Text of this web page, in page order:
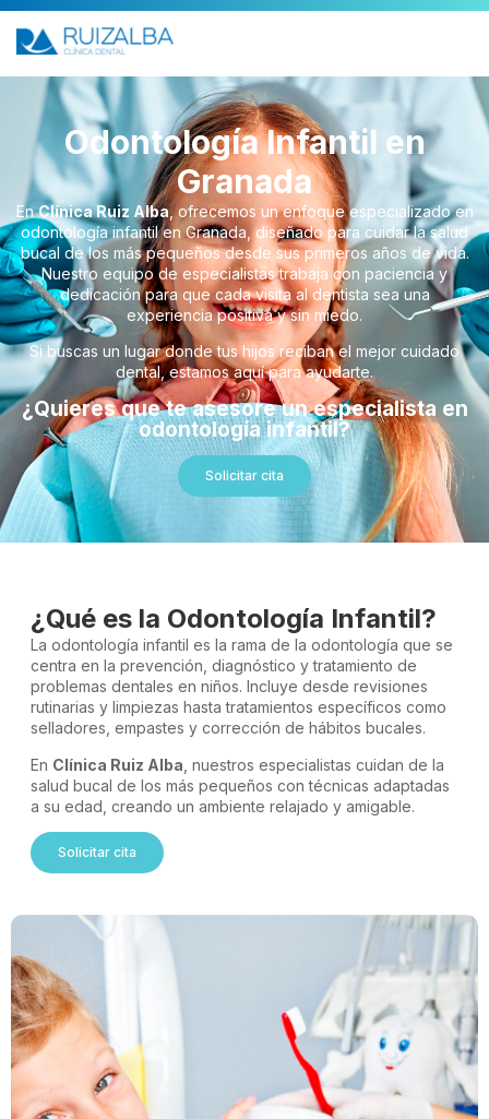
Odontología Infantil en
Granada
EnClínica Ruiz Alba, ofrecemos un enfoque especializado en
odontología infantil en Granada, diseñado para cuidar la salud
bucal de los más pequeños desde sus primeros años de vida.
Nuestro equipo de especialistas trabaja con paciencia y
dedicación para que cada visita al dentista sea una
experiencia positiva y sin miedo.
Si buscas un lugar donde tus hijos reciban el mejor cuidado
dental, estamos aquí para ayudarte.
¿Quieres que te asesore un especialista en
odontología infantil?
Solicitar cita
¿Qué es la Odontología Infantil?
La odontología infantil es la rama de la odontología que se
centra en la prevención, diagnóstico y tratamiento de
problemas dentales en niños. Incluye desde revisiones
rutinarias y limpiezas hasta tratamientos específicos como
selladores, empastes y corrección de hábitos bucales.
En Clínica Ruiz Alba , nuestros especialistas cuidan de la
salud bucal de los más pequeños con técnicas adaptadas
a su edad, creando un ambiente relajado y amigable.
Solicitar cita